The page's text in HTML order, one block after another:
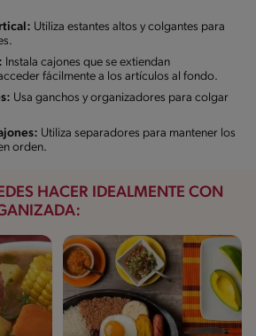
Utiliza estantes altos y colgantes para
Instala cajones que se extiendan
fácilmente a los artículos al fondo.
Usa ganchos y organizadores para colgar
Utiliza separadores para mantener los
orden.
HACER IDEALMENTE CON